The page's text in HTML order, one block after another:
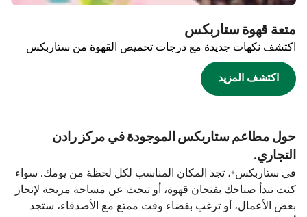
متعة قهوة ستاربكس
اكتشف نكهات جديدة مع درجات تحميص القهوة من ستاربكس
اكتشف المزيد
حول مطاعم ستاربكس الموجودة في مركز رادن
التجاري.
في ستاربكس®، تجد المكان المناسب لكل لحظة من يومك. سواء
كنت تبدأ صباحك بفنجان قهوة، أو تبحث عن مساحة مريحة لإنجاز
بعض الأعمال، أو ترغب بقضاء وقت ممتع مع الأصدقاء، ستجد